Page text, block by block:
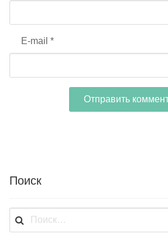
E-mail *
Поиск
Найти: